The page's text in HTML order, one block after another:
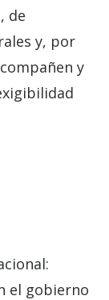
de
y, por
y
el gobierno